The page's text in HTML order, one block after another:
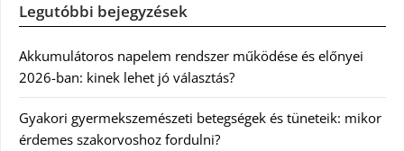
Legutóbbi bejegyzések
Akkumulátoros napelem rendszer működése és előnyei
2026-ban: kinek lehet jó választás?
Gyakori gyermekszemészeti betegségek és tüneteik: mikor
érdemes szakorvoshoz fordulni?